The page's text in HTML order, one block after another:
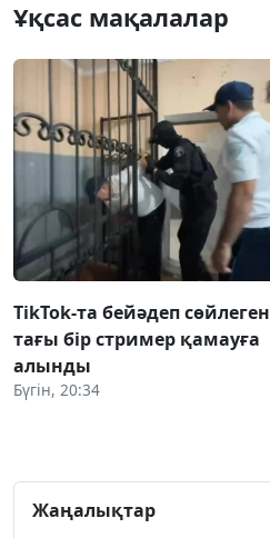
Ұқсас мақалалар
TikTok-та бейәдеп сөйлеген
тағы бір стример қамауға
алынды
Бүгін, 20:34
Жаңалықтар